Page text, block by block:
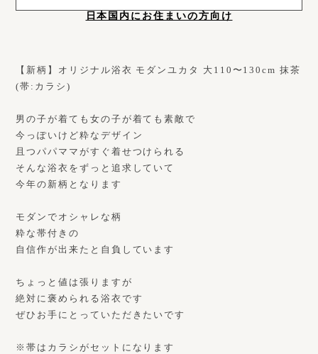
日本国内にお住まいの方向け
【新柄】オリジナル浴衣 モダンユカタ 大110〜130cm 抹茶
(帯:カラシ)
男の子が着ても女の子が着ても素敵で
今っぽいけど粋なデザイン
且つパパママがすぐ着せつけられる
そんな浴衣をずっと追求していて
今年の新柄となります
モダンでオシャレな柄
粋な帯付きの
自信作が出来たと自負しています
ちょっと値は張りますが
絶対に褒められる浴衣です
ぜひお手にとっていただきたいです
※帯はカラシがセットになります